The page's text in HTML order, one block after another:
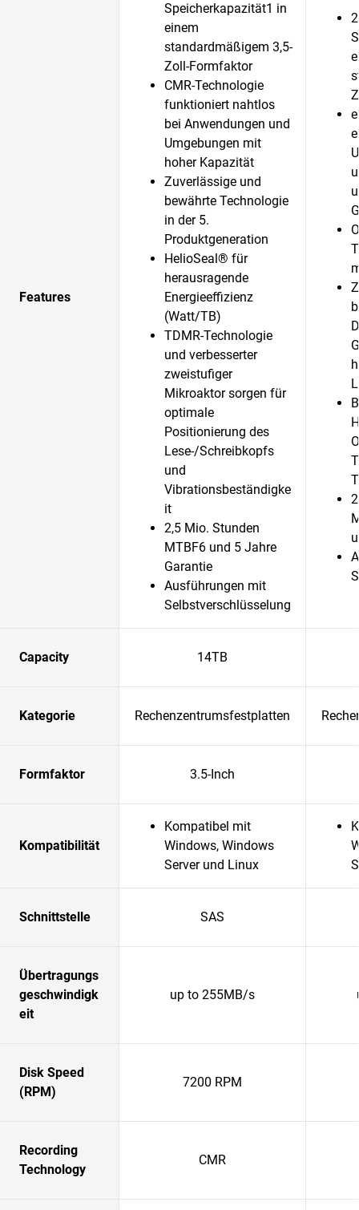
Features
Speicherkapazität1 in
einem
standardmäßigem 3,5-
Zoll-Formfaktor
CMR-Technologie
funktioniert nahtlos
bei Anwendungen und
Umgebungen mit
hoher Kapazität
Zuverlässige und
bewährte Technologie
in der 5.
Produktgeneration
HelioSeal® für
herausragende
Energieeffizienz
(Watt/TB)
TDMR-Technologie
und verbesserter
zweistufiger
Mikroaktor sorgen für
optimale
Positionierung des
Lese-/Schreibkopfs
und
Vibrationsbeständigke
it
2,5 Mio. Stunden
MTBF6 und 5 Jahre
Garantie
Ausführungen mit
Selbstverschlüsselung
Capacity 14TB
Kategorie Rechenzentrumsfestplatten
Formfaktor 3.5-Inch
Kompatibilität
Kompatibel mit
Windows, Windows
Server und Linux
Schnittstelle SAS
Übertragungs
geschwindigk
eit
up to 255MB/s
Disk Speed
(RPM)
7200 RPM
Recording
Technology
CMR